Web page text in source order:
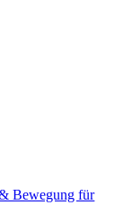
Bewegung für